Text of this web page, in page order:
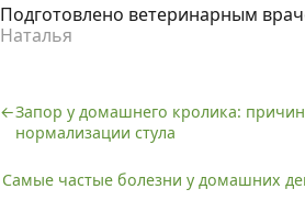
Подготовлено ветеринарным
Наталья
Навигация
по
Запор у домашнего кролика:
нормализации стула
Самые частые болезни у домашних